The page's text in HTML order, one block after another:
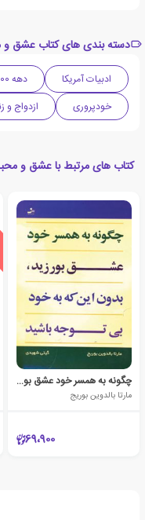
دسته بندی های کتاب عشق و
ادبیات آمریکا دهه 2000 میلادی
خودپروری
ازدواج و
کتاب های مرتبط با عشق و
چگونه به همسر خود عشق بورزید، بدون این که به خود بی توجه باشید
مارتا بالدوین بوریج
69،900